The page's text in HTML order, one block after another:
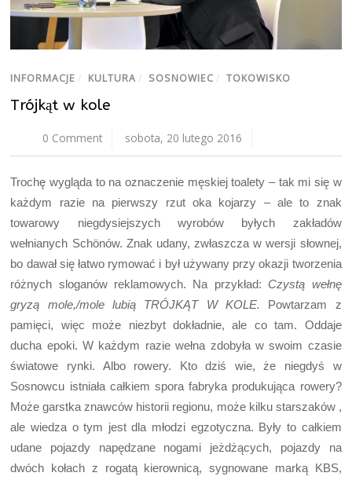
INFORMACJE / KULTURA / SOSNOWIEC / TOKOWISKO
Trójkąt w kole
0 Comment sobota, 20 lutego 2016
Trochę wygląda to na oznaczenie męskiej toalety – tak mi się w
każdym razie na pierwszy rzut oka kojarzy – ale to znak
towarowy niegdysiejszych wyrobów byłych zakładów
wełnianych Schönów. Znak udany, zwłaszcza w wersji słownej,
bo dawał się łatwo rymować i był używany przy okazji tworzenia
różnych sloganów reklamowych. Na przykład: Czystą wełnę
gryzą mole,/mole lubią TRÓJKĄT W KOLE. Powtarzam z
pamięci, więc może niezbyt dokładnie, ale co tam. Oddaje
ducha epoki. W każdym razie wełna zdobyła w swoim czasie
światowe rynki. Albo rowery. Kto dziś wie, że niegdyś w
Sosnowcu istniała całkiem spora fabryka produkująca rowery?
Może garstka znawców historii regionu, może kilku starszaków ,
ale wiedza o tym jest dla młodzi egzotyczna. Były to całkiem
udane pojazdy napędzane nogami jeżdżących, pojazdy na
dwóch kołach z rogatą kierownicą, sygnowane marką KBS,